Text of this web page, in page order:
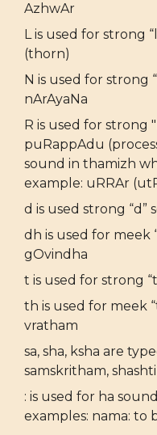
AzhwAr
L is used for strong
(thorn)
N is used for strong
nArAyaNa
R is used for strong
puRappAdu
sound in thamizh
example: uRRAr
d is used strong “d”
dh is used for meek
gOvindha
t is used for strong
th is used for meek
vratham
sa, sha, ksha are
samskritham,
: is used for ha
examples: nama: to